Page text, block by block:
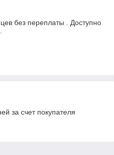
без переплаты . Доступно
за счет покупателя